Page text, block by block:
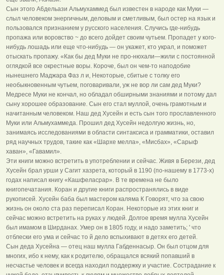
Сын этого А6дельази Альмухаммед был известен в народе как Муки —
слыл человеком энергичным, деловым и сметливым, был остер на язык и
пользовался признанием у русского населения. Случись где-нибудь
пропажа или воровство ~ до всего дойдет своим чутьем. Пропадет у кого-
нибудь лошадь или еще что-нибудь — он укажет, кто украл, и поможет
отыскать пропажу. «Как бы дед Муки не про-нюхали—жили с постоянной
оглядкой все окрестные воры. Короче, был он чем-то наподобие
нынешнего Маджара Фаз л и, Некоторые, сбитые с толку его
необыкновенным чутьем, поговаривали, уж не вор ли сам дед Муки?
Медресе Муки не кончал, но обладал обширными знаниями и потому дал
сыну хорошее образование. Сын его стал муллой, очень грамотным и
начитанным человеком. Наш дед Хусейн и есть сын того прославленного
Муки или Альмухаммеда. Прошил дед Хусейн недолгую жизнь, но,
занимаясь исследованиями в области синтаксиса и грамматики, оставил
ряд научных трудов, такие как «Шархе мелла», «Мисбах», «Сарыф
хаван», «Гавамил».
Эти книги можно встретить в употреблении и сейчас. Живя в Берези, дед
Хусейн брал урши у Сагит хазрета, который в 1190 (по-нашему в 1773-х)
годах написал книгу «Кашфеласрар». В те времена не было
книгопечатания. Коран и другие книги распространялись в виде
рукописей. Хусейн баба был мастером каляма К Говорят, что за свою
жизнь он около ста раз переписал Коран. Некоторые из этих книг и
сейчас можно встретить на руках у людей. Долгое время мулла Хусейн
был имамом в Ширданах. Умер он в 1805 году, и надо заметить; ' что
отблески его ума и сейчас то й дело вспыхивают в детях его детей.
Сын деда Хусейна — отец наш мулла Габденнасыр. Он был отцом для
многих, ибо к нему, как к родителю, обращался всякий попавший в
несчастье человек и всегда находил поддержку и участие. Сострадание к